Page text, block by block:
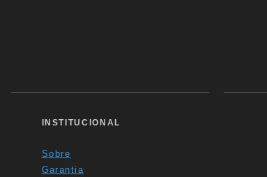
INSTITUCIONAL
Sobre
Garantia